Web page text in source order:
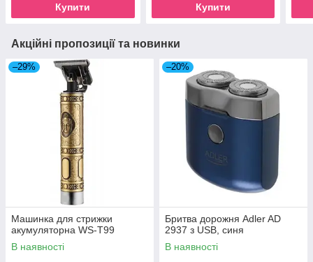
Купити Купити
Акційні пропозиції та новинки
–29%
Машинка для стрижки
акумуляторна WS-T99
В наявності
–20%
Бритва дорожня Adler AD
2937 з USB, синя
В наявності